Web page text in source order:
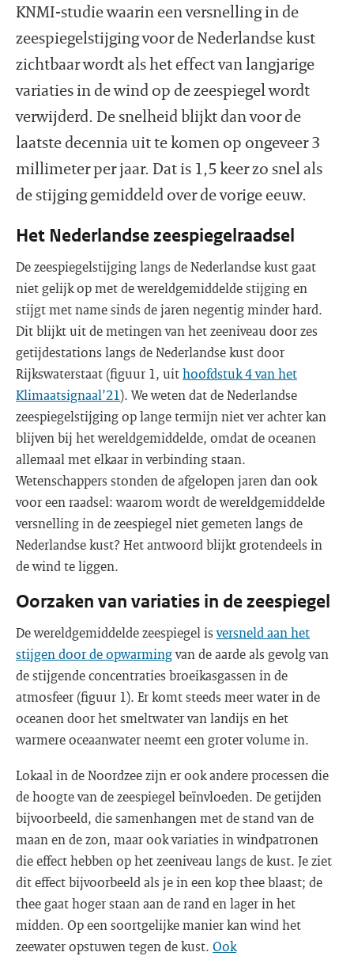
KNMI-studie waarin een versnelling in de
zeespiegelstijging voor de Nederlandse kust
zichtbaar wordt als het effect van langjarige
variaties in de wind op de zeespiegel wordt
verwijderd. De snelheid blijkt dan voor de
laatste decennia uit te komen op ongeveer 3
millimeter per jaar. Dat is 1,5 keer zo snel als
de stijging gemiddeld over de vorige eeuw.
Het Nederlandse zeespiegelraadsel
De zeespiegelstijging langs de Nederlandse kust gaat
niet gelijk op met de wereldgemiddelde stijging en
stijgt met name sinds de jaren negentig minder hard.
Dit blijkt uit de metingen van het zeeniveau door zes
getijdestations langs de Nederlandse kust door
Rijkswaterstaat (figuur 1, uithoofdstuk 4 van het
Klimaatsignaal’21). We weten dat de Nederlandse
zeespiegelstijging op lange termijn niet ver achter kan
blijven bij het wereldgemiddelde, omdat de oceanen
allemaal met elkaar in verbinding staan.
Wetenschappers stonden de afgelopen jaren dan ook
voor een raadsel: waarom wordt de wereldgemiddelde
versnelling in de zeespiegel niet gemeten langs de
Nederlandse kust? Het antwoord blijkt grotendeels in
de wind te liggen.
Oorzaken van variaties in de zeespiegel
De wereldgemiddelde zeespiegel isversneld aan het
stijgen door de opwarmingvan de aarde als gevolg van
de stijgende concentraties broeikasgassen in de
atmosfeer (figuur 1). Er komt steeds meer water in de
oceanen door het smeltwater van landijs en het
warmere oceaanwater neemt een groter volume in.
Lokaal in de Noordzee zijn er ook andere processen die
de hoogte van de zeespiegel beïnvloeden. De getijden
bijvoorbeeld, die samenhangen met de stand van de
maan en de zon, maar ook variaties in windpatronen
die effect hebben op het zeeniveau langs de kust. Je ziet
dit effect bijvoorbeeld als je in een kop thee blaast; de
thee gaat hoger staan aan de rand en lager in het
midden. Op een soortgelijke manier kan wind het
zeewater opstuwen tegen de kust. Ook